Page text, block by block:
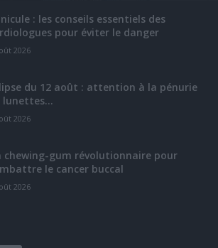
: les conseils essentiels des
pour éviter le danger
2026
du 12 août : attention à la pénurie
lunettes...
2026
chewing-gum révolutionnaire pour
le cancer buccal
2026